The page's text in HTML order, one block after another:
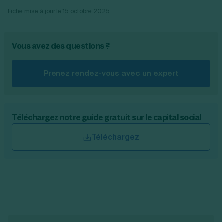
Vous avez des questions ?
Prenez rendez-vous avec un expert
Téléchargez notre guide gratuit sur le capital social
Téléchargez